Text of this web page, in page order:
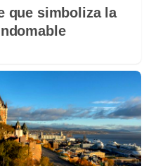
que simboliza la